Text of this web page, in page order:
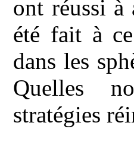
ont réussi à
été fait à
dans les
Quelles
stratégies